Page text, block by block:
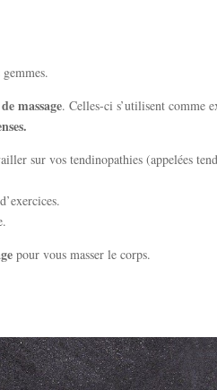
massage. Celles-ci s’utilisent comme
sur vos tendinopathies (appelées
pour vous masser le corps.